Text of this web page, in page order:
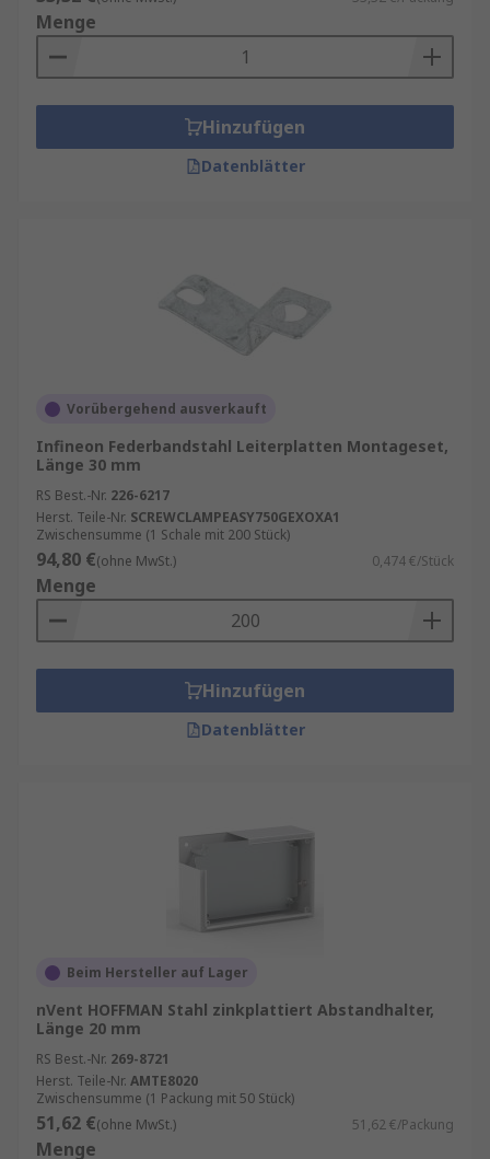
Menge
Hinzufügen
Datenblätter
Vorübergehend ausverkauft
Infineon Federbandstahl Leiterplatten Montageset,
Länge 30 mm
RS Best.-Nr. 226-6217
Herst. Teile-Nr. SCREWCLAMPEASY750GEXOXA1
Zwischensumme (1 Schale mit 200 Stück)
94,80 €(ohne MwSt.) 0,474 €/Stück
Menge
Hinzufügen
Datenblätter
Beim Hersteller auf Lager
nVent HOFFMAN Stahl zinkplattiert Abstandhalter,
Länge 20 mm
RS Best.-Nr. 269-8721
Herst. Teile-Nr. AMTE8020
Zwischensumme (1 Packung mit 50 Stück)
51,62 €(ohne MwSt.) 51,62 €/Packung
Menge